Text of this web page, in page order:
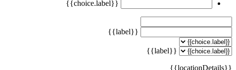
{{choice.label}}
{{label}}
{{label}}
{{locationDetails}}